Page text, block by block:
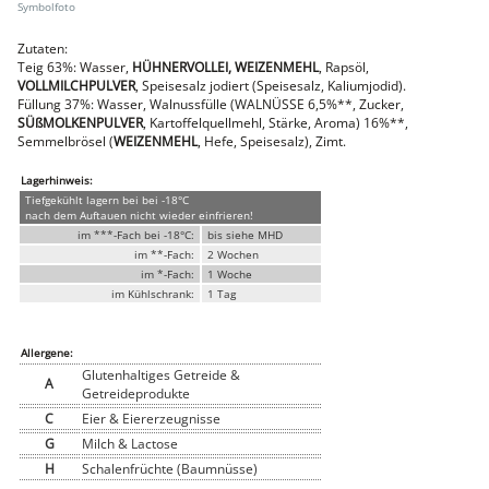
Faschiertes
DELUXE SCHWEIN
STEAKS
DELUXE Rind
Steaks vom SCHWEIN
Nemetz-Menü
Wurstwaren
Putenwurst
Aufschnittwurst
Stangenwurst
Leberkäse
Würstel
Mini-Würstel
Schinken
Putenschinken
Fische
Meeresfrüchte
Fisch
Konserven
Zutaten:
Teig 63%: Wasser, HÜHNERVOLLEI, WEIZENMEHL, Rapsöl,
VOLLMILCHPULVER, Speisesalz jodiert (Speisesalz, Kaliumjodid).
Füllung 37%: Wasser, Walnussfülle (WALNÜSSE 6,5%**, Zucker,
SÜßMOLKENPULVER, Kartoffelquellmehl, Stärke, Aroma) 16%**,
Semmelbrösel (WEIZENMEHL, Hefe, Speisesalz), Zimt.
Lagerhinweis:
Tiefgekühlt lagern bei bei -18°C
nach dem Auftauen nicht wieder einfrieren!
im ***-Fach bei -18°C:
bis siehe MHD
im **-Fach:
2 Wochen
im *-Fach:
1 Woche
im Kühlschrank:
1 Tag
Allergene:
A
Glutenhaltiges Getreide &
Getreideprodukte
C
Eier & Eiererzeugnisse
G
Milch & Lactose
H
Schalenfrüchte (Baumnüsse)